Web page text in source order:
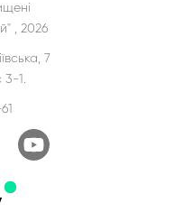
, 2026
7
1.